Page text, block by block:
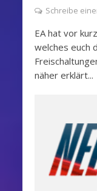
Schreibe
EA hat vor
welches euch
näher erklärt...